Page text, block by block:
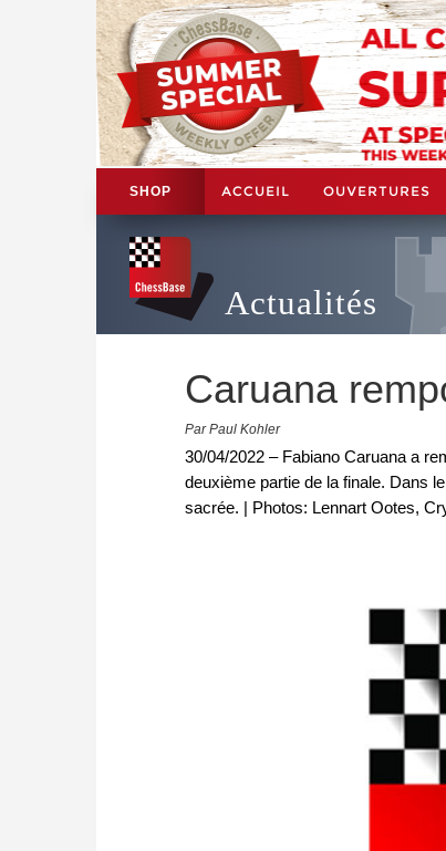
SHOP ACCUEIL OUVERTURES
Actualités
Caruana
Par Paul Kohler
30/04/2022 – Fabiano Caruana a
deuxième partie de la finale. Dans
sacrée. | Photos: Lennart Ootes,